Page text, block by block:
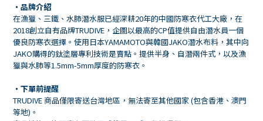
・品牌介紹
在漁獵、三鐵、水肺潛水服已經深耕20年的中國防寒衣代工大廠，在
2018創立自有品牌TRUDIVE，企圖以最高的CP值提供自由潛水員一個
優良防寒衣選擇。使用日本YAMAMOTO與韓國JAKO潛水布料，其中向
JAKO購得的鈦塗層專利技術是賣點。提供半身、自潛兩件式，以及漁
獵與水肺等1.5mm-5mm厚度的防寒衣。
・下單前提醒
TRUDIVE 商品僅限寄送台灣地區，無法寄至其他國家 (包含香港、澳門
等地)。